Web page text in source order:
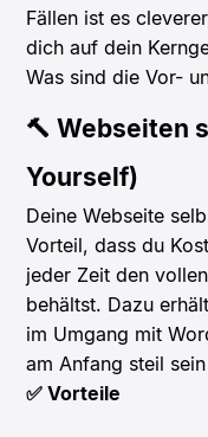
Fällen ist es
dich auf dein
Was sind die Vor-
🔨 Webseiten
Yourself)
Deine Webseite
Vorteil, dass du
jeder Zeit den
behältst. Dazu
im Umgang mit
am Anfang steil
✅ Vorteile